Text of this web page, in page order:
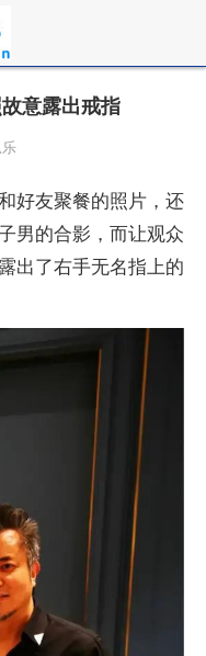
意露出戒指
好友聚餐的照片，还
男的合影，而让观众
出了右手无名指上的